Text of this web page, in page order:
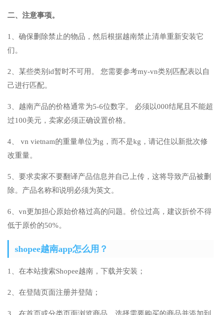
二、注意事项。
1、确保删除禁止的物品，然后根据越南禁止清单重新安装它
们。
2、某些类别id暂时不可用。 您需要参考my-vn类别匹配表以自
己进行匹配。
3、越南产品的价格通常为5-6位数字。 必须以000结尾且不能超
过100美元，卖家必须正确设置价格。
4、 vn vietnam的重量单位为g，而不是kg，请记住以新批次修
改重量。
5、要求卖家不要翻译产品信息并自己上传，这将导致产品被删
除。产品名称和说明必须为英文。
6、vn更加担心原始价格过高的问题。价位过高，建议折价不得
低于原价的50%。
shopee越南app怎么用？
1、在本站搜索Shopee越南，下载并安装；
2、在登陆页面注册并登陆；